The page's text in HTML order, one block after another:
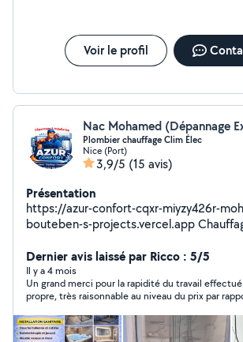
Voir le profil
Nac Mohamed (Dépannage
Plombier chauffage Clim Élec
Nice (Port)
3,9/5 (15 avis)
Présentation
https://azur-confort-cqxr-miyzy426r-
bouteben-s-projects.vercel.app
Depannage matériel de boulangerie
pro , plomberie Je précise !! Je ne travaille pas avec
certains clientèle
Dernier avis laissé par Ricco : 5/5
Il y a 4 mois
Un grand merci pour la rapidité du travail
propre, très raisonnable au niveau du prix par
honnêtes, un grand merci. Je recommande
reviendrai vers lui si nécessaire avec toute ma